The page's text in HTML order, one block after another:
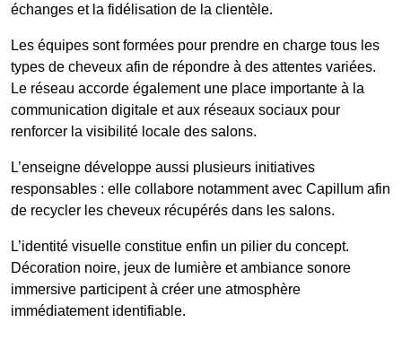
échanges et la fidélisation de la clientèle.
Les équipes sont formées pour prendre en charge tous les
types de cheveux afin de répondre à des attentes variées.
Le réseau accorde également une place importante à la
communication digitale et aux réseaux sociaux pour
renforcer la visibilité locale des salons.
L’enseigne développe aussi plusieurs initiatives
responsables : elle collabore notamment avec Capillum afin
de recycler les cheveux récupérés dans les salons.
L’identité visuelle constitue enfin un pilier du concept.
Décoration noire, jeux de lumière et ambiance sonore
immersive participent à créer une atmosphère
immédiatement identifiable.